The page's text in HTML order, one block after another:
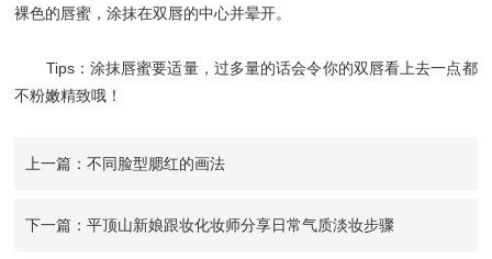
裸色的唇蜜，涂抹在双唇的中心并晕开。
Tips：涂抹唇蜜要适量，过多量的话会令你的双唇看上去一点都
不粉嫩精致哦！
上一篇：不同脸型腮红的画法
下一篇：平顶山新娘跟妆化妆师分享日常气质淡妆步骤